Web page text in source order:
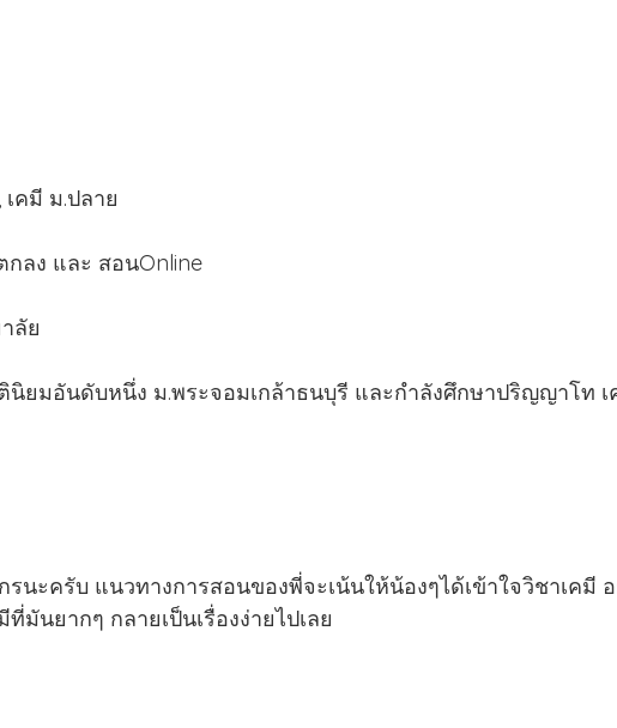
เคมี ม.ปลาย
ลง และ สอนOnline
ลัย
ยมอันดับหนึ่ง ม.พระจอมเกล้าธนบุรี และกำลังศึกษาปริญญาโท เ
ะครับ แนวทางการสอนของพี่จะเน้นให้น้องๆได้เข้าใจวิชาเคมี
มันยากๆ กลายเป็นเรื่องง่ายไปเลย